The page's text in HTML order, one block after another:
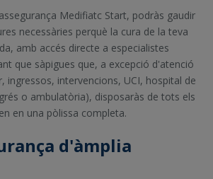
Medifiatc Start, podràs gaudir
necessàries perquè la cura de la teva
amb accés directe a especialistes
que sàpigues que, a excepció d'atenció
ingressos, intervencions, UCI, hospital de
o ambulatòria), disposaràs de tots els
en una pòlissa completa.
d'àmplia